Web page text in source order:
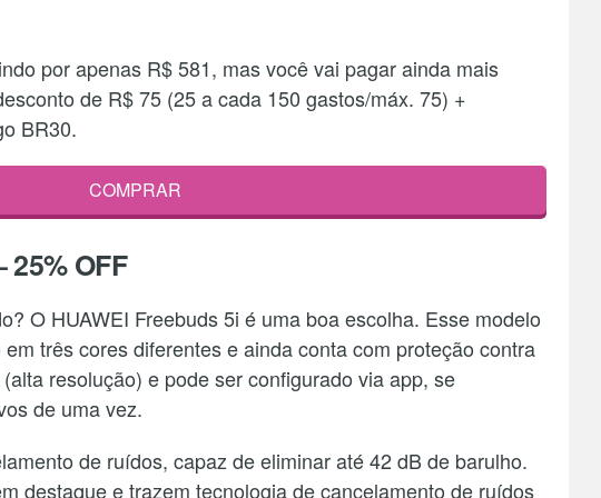
por apenas R$ 581, mas você vai pagar ainda mais
de R$ 75 (25 a cada 150 gastos/máx. 75) +
BR30.
COMPRAR
25% OFF
O HUAWEI Freebuds 5i é uma boa escolha. Esse modelo
três cores diferentes e ainda conta com proteção contra
resolução) e pode ser configurado via app, se
de uma vez.
de ruídos, capaz de eliminar até 42 dB de barulho.
destaque e trazem tecnologia de cancelamento de ruídos